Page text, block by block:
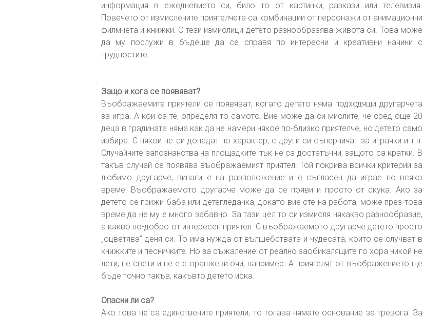
информация в ежедневието си, било то от картинки, разкази или телевизия.
Повечето от измислените приятелчета са комбинации от персонажи от анимационни
филмчета и книжки. С тези измислици детето разнообразява живота си. Това може
да му послужи в бъдеще да се справя по интересни и креативни начини с
трудностите.
Защо и кога се появяват?
Въображаемите приятели се появяват, когато детето няма подходящи другарчета
за игра. А кои са те, определя то самото. Вие може да си мислите, че сред още 20
деца в градината няма как да не намери някое по-близко приятелче, но детето само
избира. С някои не си допадат по характер, с други си съперничат за играчки и т.н.
Случайните запознанства на площадките пък не са достатъчни, защото са кратки. В
такъв случай се появява въображаемият приятел. Той покрива всички критерии за
любимо другарче, винаги е на разположение и е съгласен да играе по всяко
време. Въображаемото другарче може да се появи и просто от скука. Ако за
детето се грижи баба или детегледачка, докато вие сте на работа, може през това
време да не му е много забавно. За тази цел то си измисля някакво разнообразие,
а какво по-добро от интересен приятел. С въображаемото другарче детето просто
„оцветява” деня си. То има нужда от вълшебствата и чудесата, които се случват в
книжките и песничките. Но за съжаление от реално заобикалящите го хора никой не
лети, не свети и не е с оранжеви очи, например. А приятелят от въображението ще
бъде точно такъв, какъвто детето иска.
Опасни ли са?
Ако това не са единствените приятели, то тогава нямате основание за тревога. За